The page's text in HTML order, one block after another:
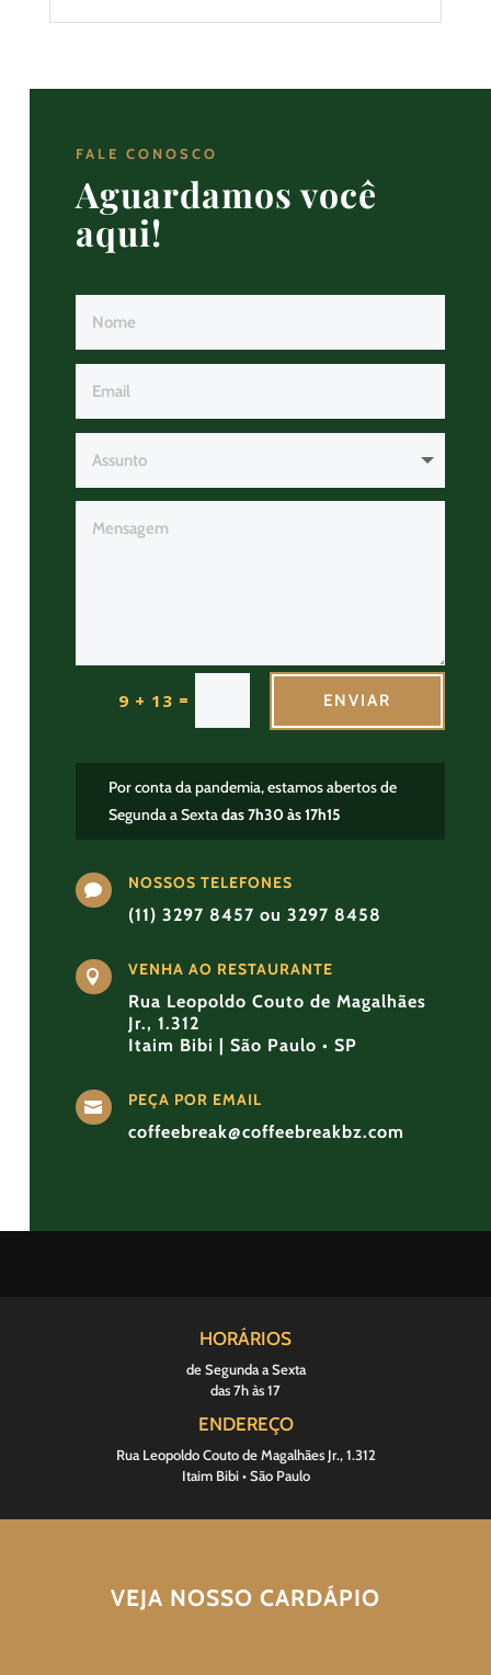
FALE CONOSCO
Aguardamos você
aqui!
9 + 13 = ENVIAR
Por conta da pandemia, estamos abertos de
Segunda a Sextadas 7h30 às 17h15
 NOSSOS TELEFONES
(11) 3297 8457 ou 3297 8458
 VENHA AO RESTAURANTE
Rua Leopoldo Couto de Magalhães
Jr., 1.312
Itaim Bibi | São Paulo • SP
 PEÇA POR EMAIL
coffeebreak@coffeebreakbz.com
HORÁRIOS
de Segunda a Sexta
das 7h às 17
ENDEREÇO
Rua Leopoldo Couto de Magalhães Jr., 1.312
Itaim Bibi • São Paulo
VEJA NOSSO CARDÁPIO